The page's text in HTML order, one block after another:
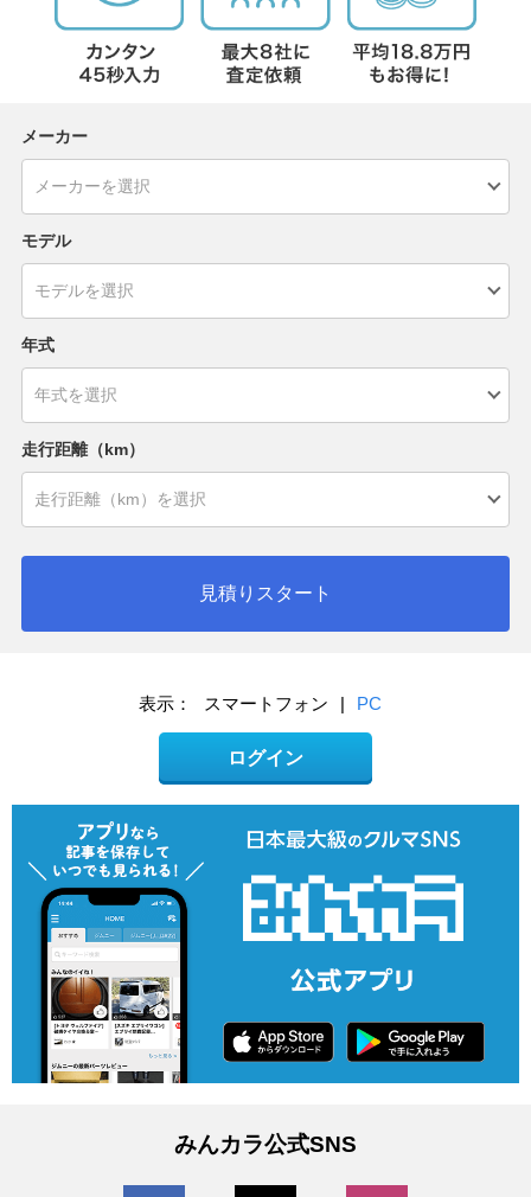
メーカー
モデル
年式
走行距離（km）
見積りスタート
表示： スマートフォン | PC
ログイン
みんカラ公式SNS